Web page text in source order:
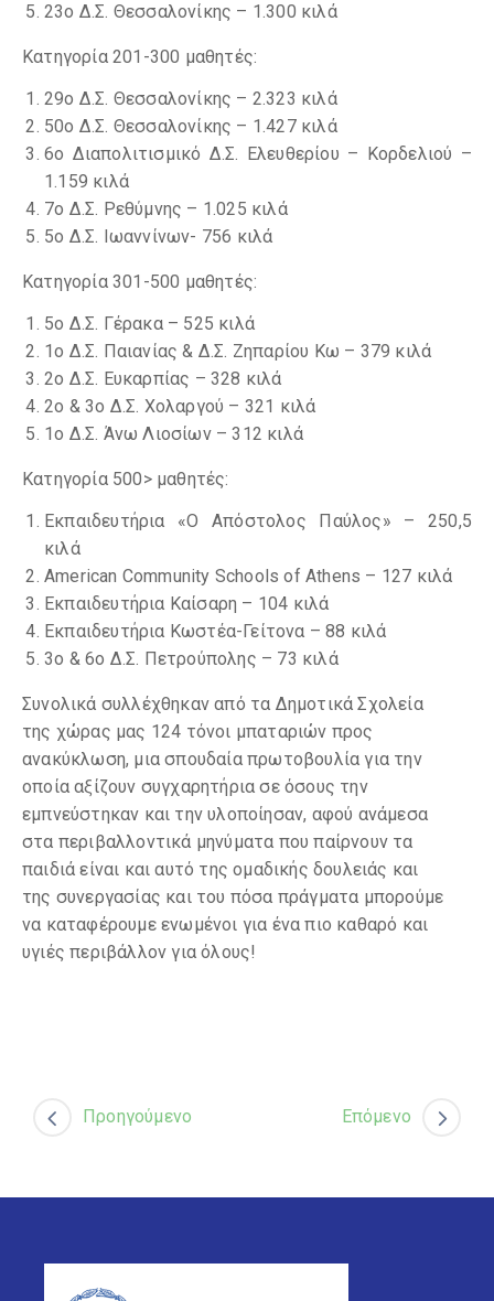
23ο Δ.Σ. Θεσσαλονίκης – 1.300 κιλά
Κατηγορία 201-300 μαθητές:
29ο Δ.Σ. Θεσσαλονίκης – 2.323 κιλά
50ο Δ.Σ. Θεσσαλονίκης – 1.427 κιλά
6ο Διαπολιτισμικό Δ.Σ. Ελευθερίου – Κορδελιού –
1.159 κιλά
7ο Δ.Σ. Ρεθύμνης – 1.025 κιλά
5ο Δ.Σ. Ιωαννίνων- 756 κιλά
Κατηγορία 301-500 μαθητές:
5ο Δ.Σ. Γέρακα – 525 κιλά
1ο Δ.Σ. Παιανίας & Δ.Σ. Ζηπαρίου Κω – 379 κιλά
2ο Δ.Σ. Ευκαρπίας – 328 κιλά
2ο & 3ο Δ.Σ. Χολαργού – 321 κιλά
1ο Δ.Σ. Άνω Λιοσίων – 312 κιλά
Κατηγορία 500> μαθητές:
Εκπαιδευτήρια «Ο Απόστολος Παύλος» – 250,5
κιλά
American Community Schools of Athens – 127 κιλά
Εκπαιδευτήρια Καίσαρη – 104 κιλά
Εκπαιδευτήρια Κωστέα-Γείτονα – 88 κιλά
3ο & 6ο Δ.Σ. Πετρούπολης – 73 κιλά
Συνολικά συλλέχθηκαν από τα Δημοτικά Σχολεία
της χώρας μας 124 τόνοι μπαταριών προς
ανακύκλωση, μια σπουδαία πρωτοβουλία για την
οποία αξίζουν συγχαρητήρια σε όσους την
εμπνεύστηκαν και την υλοποίησαν, αφού ανάμεσα
στα περιβαλλοντικά μηνύματα που παίρνουν τα
παιδιά είναι και αυτό της ομαδικής δουλειάς και
της συνεργασίας και του πόσα πράγματα μπορούμε
να καταφέρουμε ενωμένοι για ένα πιο καθαρό και
υγιές περιβάλλον για όλους!
Προηγούμενο Επόμενο